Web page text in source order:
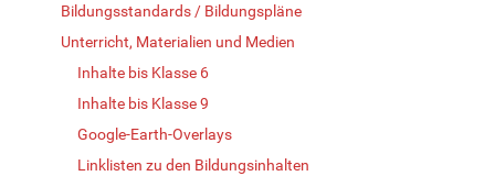
Bildungsstandards / Bildungspläne
Unterricht, Materialien und Medien
Inhalte bis Klasse 6
Inhalte bis Klasse 9
Google-Earth-Overlays
Linklisten zu den Bildungsinhalten